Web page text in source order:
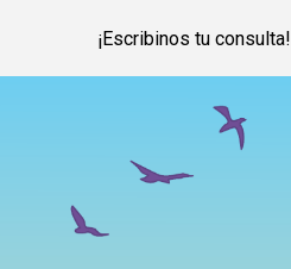
Skip to main content¡Escribinos tu consulta!